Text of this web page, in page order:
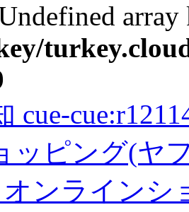
cue-
ッピング(ヤ
オンラインシ